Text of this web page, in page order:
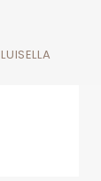
LUISELLA